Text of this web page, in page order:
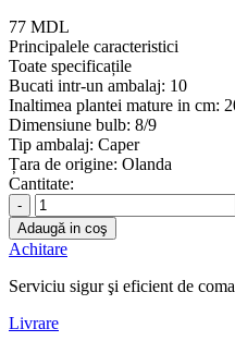
77 MDL
Principalele caracteristici
Toate specificațile
Bucati intr-un ambalaj: 10
Inaltimea plantei mature in cm:
Dimensiune bulb: 8/9
Tip ambalaj: Сaper
Țara de origine: Olanda
Cantitate:
-
Adaugă in coş
Achitare
Serviciu sigur şi eficient de
Livrare